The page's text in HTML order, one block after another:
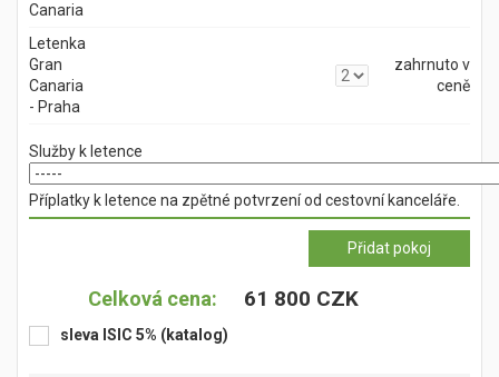
Canaria
Letenka
Gran
Canaria
- Praha
zahrnuto v
ceně
Služby k letence
Příplatky k letence na zpětné potvrzení od cestovní kanceláře.
Celková cena: 61 800 CZK
sleva ISIC 5% (katalog)